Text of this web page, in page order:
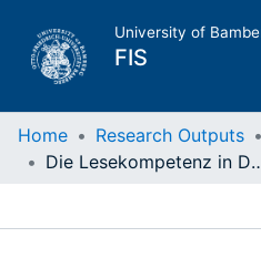
University of
FIS
Home
Home Research Outputs
Die Lesekompetenz in Deutschland im